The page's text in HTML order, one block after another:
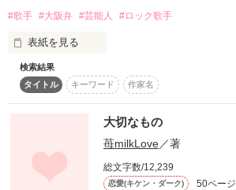
更新情報などはTwitterにて発信中！
ぜひフォローお願いします！！
(Twitterでは感想や意見なども、全て返信
作品を読む
#歌手 #大阪弁 #芸能人 #ロック歌手
表紙を見る
念願叶って歌手デビューを果たし、今や売
た来瞳。そんな彼女が付き合っているのが
ストの明希。そんな二人のちょっと切な
でも、最後はﾊｯﾋﾟｰｴﾝﾄﾞ。
作品を読む
検索結果
タイトル
キーワード 作家名
大切なもの
苺milkLove／著
総文字数/12,239
恋愛(キケン・ダーク) 50ページ